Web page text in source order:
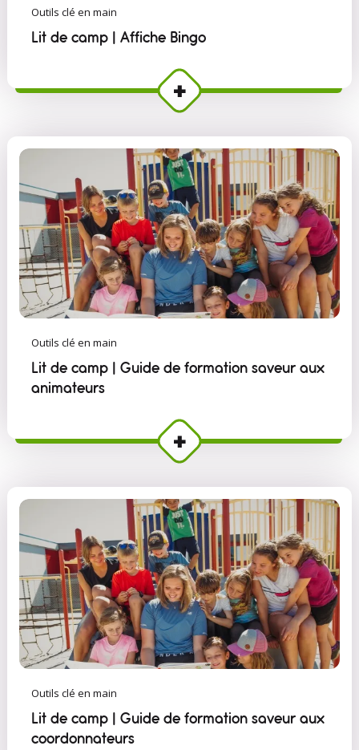
Outils clé en main
Lit de camp | Affiche Bingo
Outils clé en main
Lit de camp | Guide de formation saveur aux
animateurs
Outils clé en main
Lit de camp | Guide de formation saveur aux
coordonnateurs